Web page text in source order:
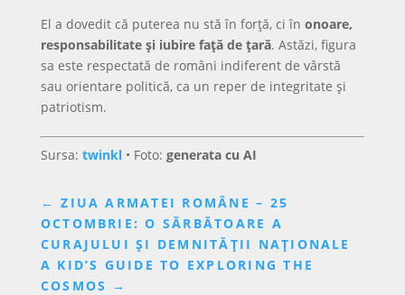
El a dovedit că puterea nu stă în forță, ci în onoare,
responsabilitate și iubire față de țară. Astăzi, figura
sa este respectată de români indiferent de vârstă
sau orientare politică, ca un reper de integritate și
patriotism.
Sursa: twinkl• Foto: generata cu AI
←ZIUA ARMATEI ROMÂNE – 25
OCTOMBRIE: O SĂRBĂTOARE A
CURAJULUI ȘI DEMNITĂȚII NAȚIONALE
A KID’S GUIDE TO EXPLORING THE
COSMOS →